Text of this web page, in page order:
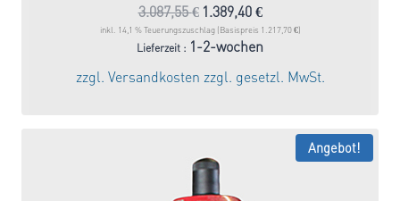
3.087,55€ Ursprünglicher
Preis
war:
3.087,55 €
1.389,40 €Aktueller
Preis
ist:
1.389,40 €.
inkl. 14,1 % Teuerungszuschlag (Basispreis 1.217,70 €)
Lieferzeit : 1-2-wochen
zzgl. Versandkosten zzgl. gesetzl. MwSt.
Angebot!